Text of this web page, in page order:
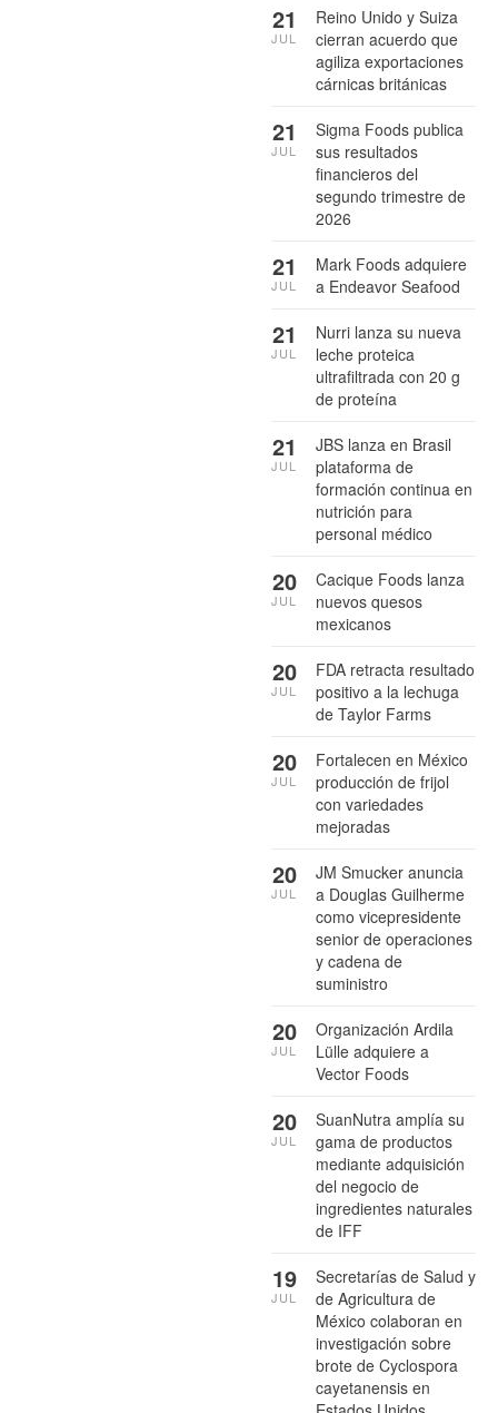
Reino Unido y Suiza
cierran acuerdo que
agiliza exportaciones
cárnicas británicas
21
JUL
Sigma Foods publica
sus resultados
financieros del
segundo trimestre de
2026
21
JUL
Mark Foods adquiere
a Endeavor Seafood
21
JUL
Nurri lanza su nueva
leche proteica
ultrafiltrada con 20 g
de proteína
21
JUL
JBS lanza en Brasil
plataforma de
formación continua en
nutrición para
personal médico
21
JUL
Cacique Foods lanza
nuevos quesos
mexicanos
20
JUL
FDA retracta resultado
positivo a la lechuga
de Taylor Farms
20
JUL
Fortalecen en México
producción de frijol
con variedades
mejoradas
20
JUL
JM Smucker anuncia
a Douglas Guilherme
como vicepresidente
senior de operaciones
y cadena de
suministro
20
JUL
Organización Ardila
Lülle adquiere a
Vector Foods
20
JUL
SuanNutra amplía su
gama de productos
mediante adquisición
del negocio de
ingredientes naturales
de IFF
20
JUL
Secretarías de Salud y
de Agricultura de
México colaboran en
investigación sobre
brote de Cyclospora
cayetanensis en
19
JUL